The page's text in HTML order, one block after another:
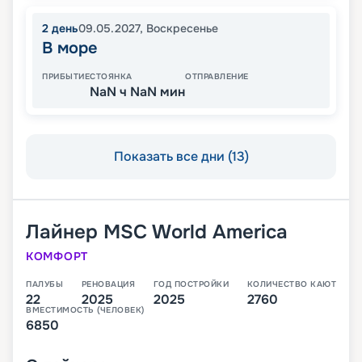
2 день09.05.2027, Воскресенье
В море
ПРИБЫТИЕСТОЯНКА
NaN ч NaN мин
ОТПРАВЛЕНИЕ
Показать все дни (13)
Лайнер MSC World America
КОМФОРТ
ПАЛУБЫ
22
РЕНОВАЦИЯ
2025
ГОД ПОСТРОЙКИ
2025
КОЛИЧЕСТВО КАЮТ
2760
ВМЕСТИМОСТЬ (ЧЕЛОВЕК)
6850